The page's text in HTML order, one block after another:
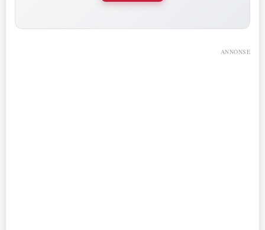
ANNONSE